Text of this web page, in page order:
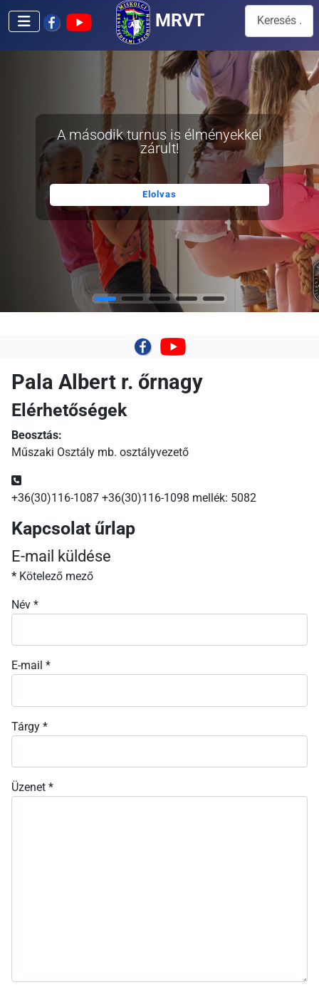
MRVT Keresés...
A második turnus is élményekkel
zárult!
Elolvas
Pala Albert r. őrnagy
Elérhetőségek
Beosztás:
Műszaki Osztály mb. osztályvezető
Telefonszám:
+36(30)116-1087 +36(30)116-1098 mellék: 5082
Kapcsolat űrlap
E-mail küldése
* Kötelező mező
Név *
E-mail *
Tárgy *
Üzenet *